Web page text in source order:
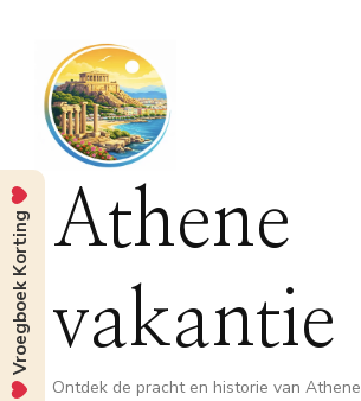
Athene
vakantie
Ontdek de pracht en historie van Athene
Vroegboek Korting